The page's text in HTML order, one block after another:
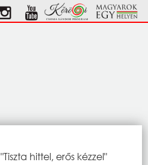
Current:
"Tiszta hittel, erős kézzel"